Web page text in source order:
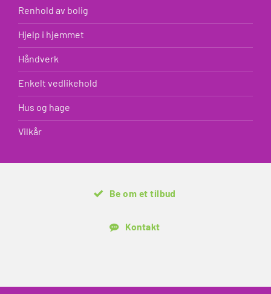
Renhold av bolig
Hjelp i hjemmet
Håndverk
Enkelt vedlikehold
Hus og hage
Vilkår
Be om et tilbud
Kontakt